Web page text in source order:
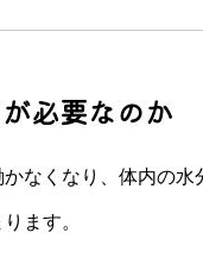
必要なのか
なくなり、体内の
ます。